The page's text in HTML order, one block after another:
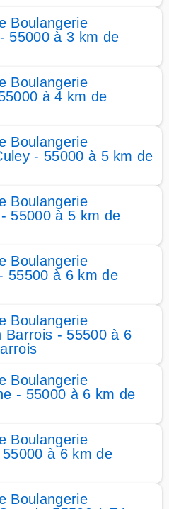
Boulangerie
55000 à 3 km de
Boulangerie
à 4 km de
Boulangerie
- 55000 à 5 km de
Boulangerie
55000 à 5 km de
Boulangerie
55500 à 6 km de
Boulangerie
Barrois - 55500 à 6
Boulangerie
- 55000 à 6 km de
Boulangerie
à 6 km de
Boulangerie